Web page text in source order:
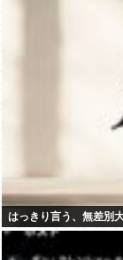
はっきり言う、無差別